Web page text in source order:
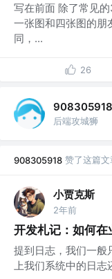
写在前面 除了常见
一张图和四张图的朋
同，...
26
908305918
后端攻城狮
908305918 赞了这篇文
小贾克斯
2年前
开发札记：如何
提到日志，我们一般
上我们系统中的日志